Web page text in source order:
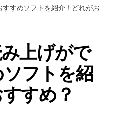
すめソフトを紹介！どれがお
上げがで
フトを紹
すめ？